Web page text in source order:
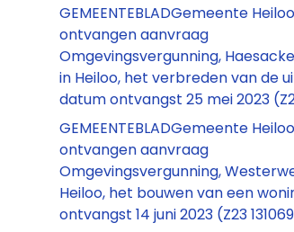
GEMEENTEBLADGemeente
ontvangen aanvraag
Omgevingsvergunning,
in Heiloo, het verbreden van de
datum ontvangst 25 mei 2023
GEMEENTEBLADGemeente
ontvangen aanvraag
Omgevingsvergunning,
Heiloo, het bouwen van een
ontvangst 14 juni 2023 (Z23